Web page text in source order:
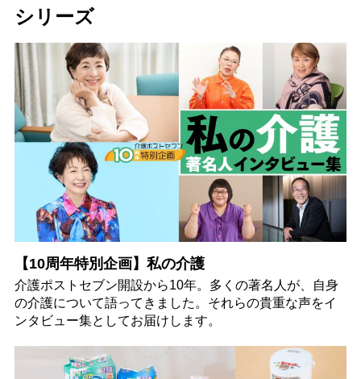
シリーズ
【10周年特別企画】私の介護
介護ポストセブン開設から10年。多くの著名人が、自身
の介護について語ってきました。それらの貴重な声をイ
ンタビュー集としてお届けします。